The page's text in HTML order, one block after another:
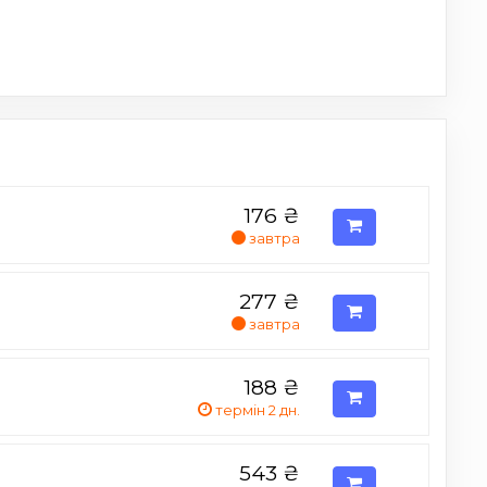
176 ₴
завтра
277 ₴
завтра
188 ₴
термін 2 дн.
543 ₴